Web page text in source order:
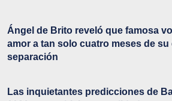
Ángel de Brito reveló que famosa
amor a tan solo cuatro meses de
separación
Las inquietantes predicciones de